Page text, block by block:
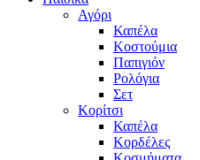
Αγόρι
Καπέλα
Κοστούμια
Παπιγιόν
Ρολόγια
Σετ
Κορίτσι
Καπέλα
Κορδέλες